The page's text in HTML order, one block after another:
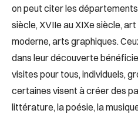
on peut citer les
siècle, XVIIe au XIXe siècle,
moderne, arts graphiques.
dans leur découverte
visites pour tous, individuels,
certaines visent à créer des
littérature, la poésie, la